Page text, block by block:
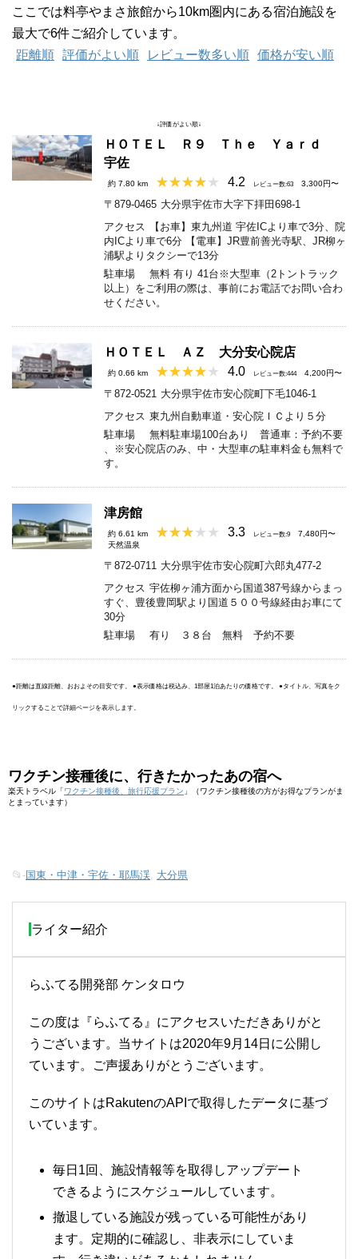
ここでは料亭やまさ旅館から10km圏内にある宿泊施設を
最大で6件ご紹介しています。
距離順 評価がよい順 レビュー数多い順 価格が安い順
↓評価がよい順↓
ＨＯＴＥＬ Ｒ９ Ｔｈｅ Ｙａｒｄ
宇佐
約 7.80 km 4.2 レビュー数:63 3,300円〜
〒879-0465 大分県宇佐市大字下拝田698-1
アクセス
【お車】東九州道 宇佐ICより車で3分、院
内ICより車で6分 【電車】JR豊前善光寺駅、JR柳ヶ
浦駅よりタクシーで13分
駐車場
無料 有り 41台※大型車（2トントラック
以上）をご利用の際は、事前にお電話でお問い合わ
せください。
ＨＯＴＥＬ ＡＺ 大分安心院店
約 0.66 km 4.0 レビュー数:444 4,200円〜
〒872-0521 大分県宇佐市安心院町下毛1046-1
アクセス 東九州自動車道・安心院ＩＣより５分
駐車場
無料駐車場100台あり 普通車：予約不要
、※安心院店のみ、中・大型車の駐車料金も無料で
す。
津房館
約 6.61 km 3.3 レビュー数:9
7,480円〜
天然温泉
〒872-0711 大分県宇佐市安心院町六郎丸477-2
アクセス 宇佐柳ヶ浦方面から国道387号線からまっ
すぐ、豊後豊岡駅より国道５００号線経由お車にて
30分
駐車場
有り ３８台 無料 予約不要
●距離は直線距離、おおよその目安です。 ●表示価格は税込み、1部屋1泊あたりの価格です。 ●タイトル、写真をク
リックすることで詳細ページを表示します。
ワクチン接種後に、行きたかったあの宿へ
楽天トラベル「ワクチン接種後、旅行応援プラン 」（ワクチン接種後の方がお得なプランがま
とまっています）
📂-国東・中津・宇佐・耶馬渓, 大分県
ライター紹介
らふてる開発部 ケンタロウ
この度は『らふてる』にアクセスいただきありがと
うございます。当サイトは2020年9月14日に公開し
ています。ご声援ありがとうございます。
このサイトはRakutenのAPIで取得したデータに基づ
いています。
毎日1回、施設情報等を取得しアップデート
できるようにスケジュールしています。
撤退している施設が残っている可能性があり
ます。定期的に確認し、非表示にしていま